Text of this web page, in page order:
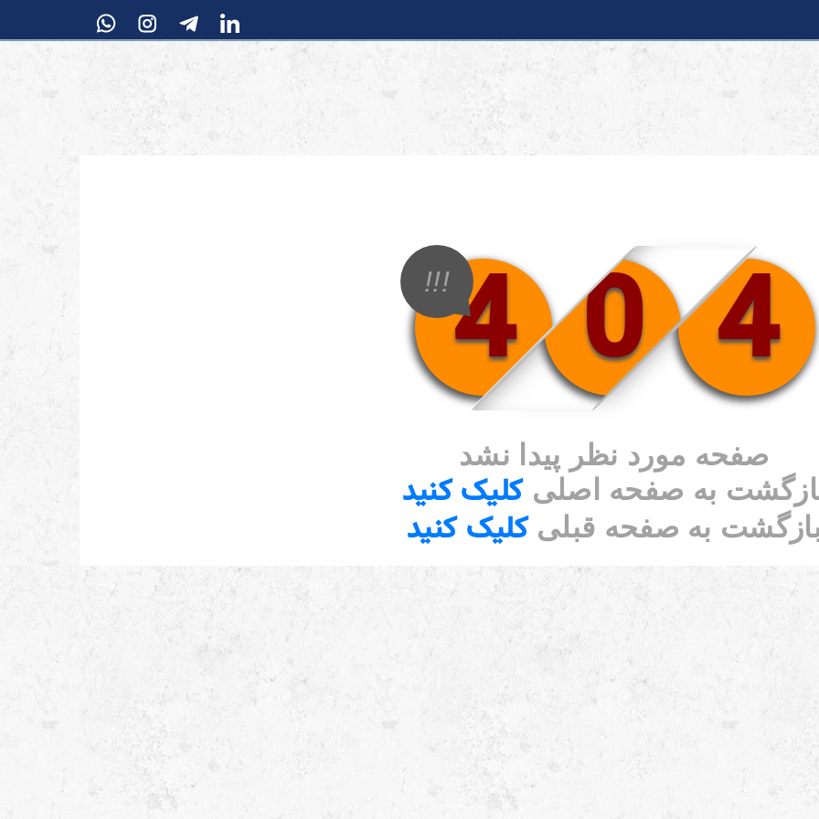
4 0 4
!!!
صفحه مورد نظر پیدا نشد
به صفحه اصلیکلیک کنید
به صفحه قبلیکلیک کنید